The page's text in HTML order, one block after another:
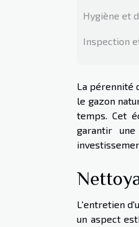
Hygiène et
Inspection
La pérennité
le gazon
temps. Cet
garantir
L'entretien
un aspect